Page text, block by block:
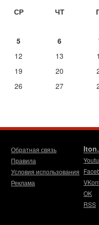
СР ЧТ
5 6
12 13
19 20
26 27
Обратная связь
Правила
Условия использования
Реклама
OK
RSS